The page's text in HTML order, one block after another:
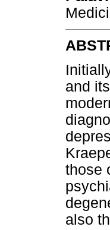
and
those
also